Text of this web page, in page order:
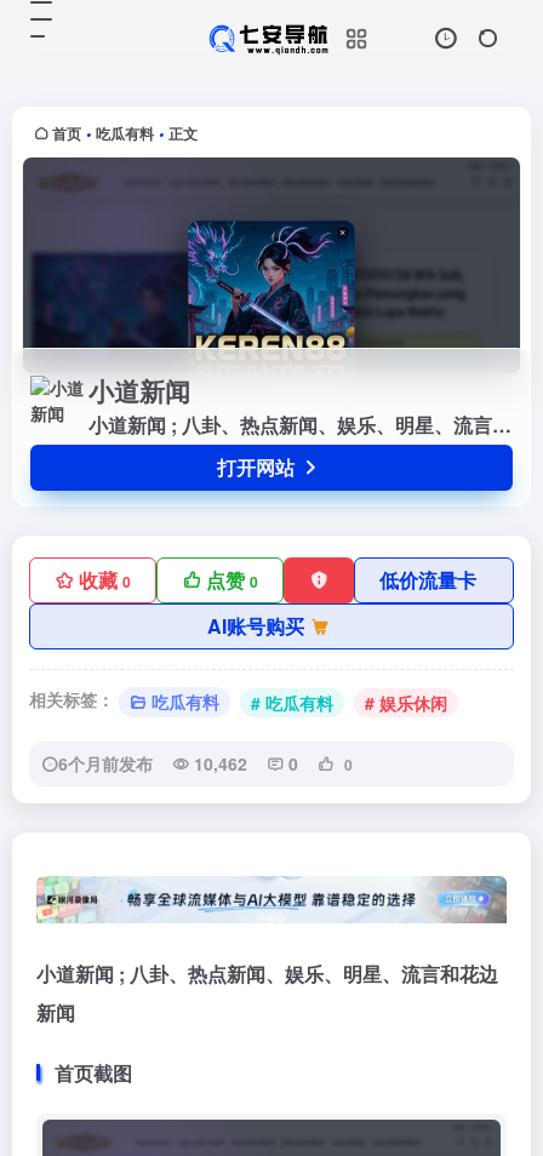
首页 • 吃瓜有料 • 正文
小道新闻
小道新闻 ; 八卦、热点新闻、娱乐、明星、流言和花边新闻
打开网站
收藏 0 点赞0
低价流量卡
AI账号购买
相关标签： 吃瓜有料 # 吃瓜有料 # 娱乐休闲
6个月前发布 10,462 0 0
小道新闻 ; 八卦、热点新闻、娱乐、明星、流言和花边
新闻
首页截图